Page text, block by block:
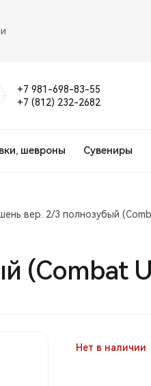
+7 981-698-83-55
+7 (812) 232-2682
шевроны Сувениры
вер. 2/3 полнозубый
(Combat
Нет в наличии